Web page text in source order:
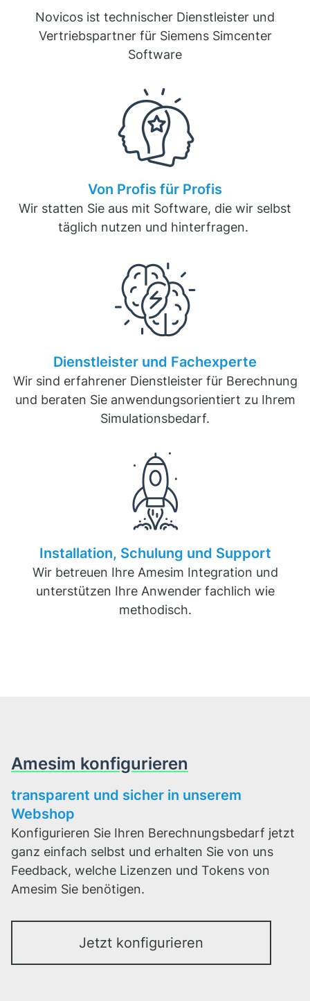
Novicos ist technischer Dienstleister und
Vertriebspartner für Siemens Simcenter
Software
Von Profis für Profis
Wir statten Sie aus mit Software, die wir selbst
täglich nutzen und hinterfragen.
Dienstleister und Fachexperte
Wir sind erfahrener Dienstleister für Berechnung
und beraten Sie anwendungsorientiert zu Ihrem
Simulationsbedarf.
Installation, Schulung und Support
Wir betreuen Ihre Amesim Integration und
unterstützen Ihre Anwender fachlich wie
methodisch.
Amesim konfigurieren
transparent und sicher in unserem
Webshop
Konfigurieren Sie Ihren Berechnungsbedarf jetzt
ganz einfach selbst und erhalten Sie von uns
Feedback, welche Lizenzen und Tokens von
Amesim Sie benötigen.
Jetzt konfigurieren